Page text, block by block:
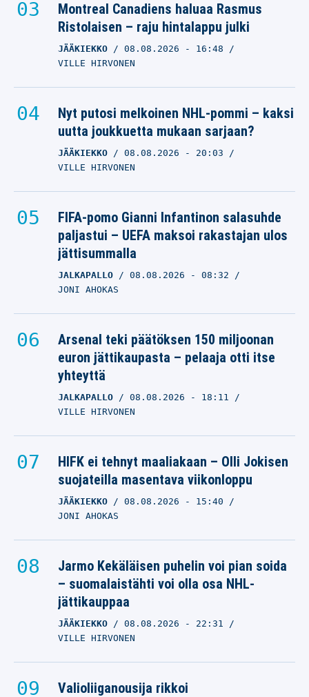
Montreal Canadiens haluaa Rasmus
Ristolaisen – raju hintalappu julki
JÄÄKIEKKO 08.08.2026 - 16:48
VILLE HIRVONEN
Nyt putosi melkoinen NHL-pommi – kaksi
uutta joukkuetta mukaan sarjaan?
JÄÄKIEKKO 08.08.2026 - 20:03
VILLE HIRVONEN
FIFA-pomo Gianni Infantinon salasuhde
paljastui – UEFA maksoi rakastajan ulos
jättisummalla
JALKAPALLO 08.08.2026 - 08:32
JONI AHOKAS
Arsenal teki päätöksen 150 miljoonan
euron jättikaupasta – pelaaja otti itse
yhteyttä
JALKAPALLO 08.08.2026 - 18:11
VILLE HIRVONEN
HIFK ei tehnyt maaliakaan – Olli Jokisen
suojateilla masentava viikonloppu
JÄÄKIEKKO 08.08.2026 - 15:40
JONI AHOKAS
Jarmo Kekäläisen puhelin voi pian soida
– suomalaistähti voi olla osa NHL-
jättikauppaa
JÄÄKIEKKO 08.08.2026 - 22:31
VILLE HIRVONEN
Valioliiganousija rikkoi